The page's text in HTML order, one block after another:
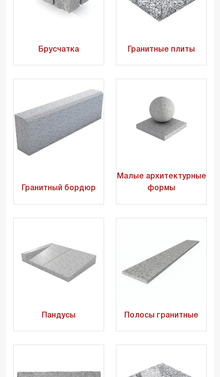
Брусчатка Гранитные плиты
Гранитный бордюр
Малые архитектурные
формы
Пандусы Полосы гранитные